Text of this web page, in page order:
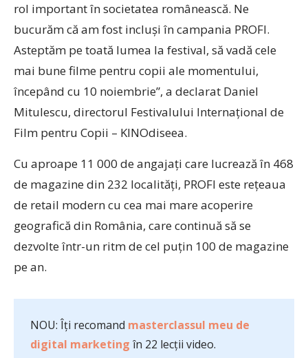
rol important în societatea românească. Ne
bucurăm că am fost incluși în campania PROFI.
Asteptăm pe toată lumea la festival, să vadă cele
mai bune filme pentru copii ale momentului,
începând cu 10 noiembrie”, a declarat Daniel
Mitulescu, directorul Festivalului Internațional de
Film pentru Copii – KINOdiseea.
Cu aproape 11 000 de angajați care lucrează în 468
de magazine din 232 localități, PROFI este rețeaua
de retail modern cu cea mai mare acoperire
geografică din România, care continuă să se
dezvolte într-un ritm de cel puțin 100 de magazine
pe an.
NOU: Îți recomand masterclassul meu de
digital marketing în 22 lecții video.